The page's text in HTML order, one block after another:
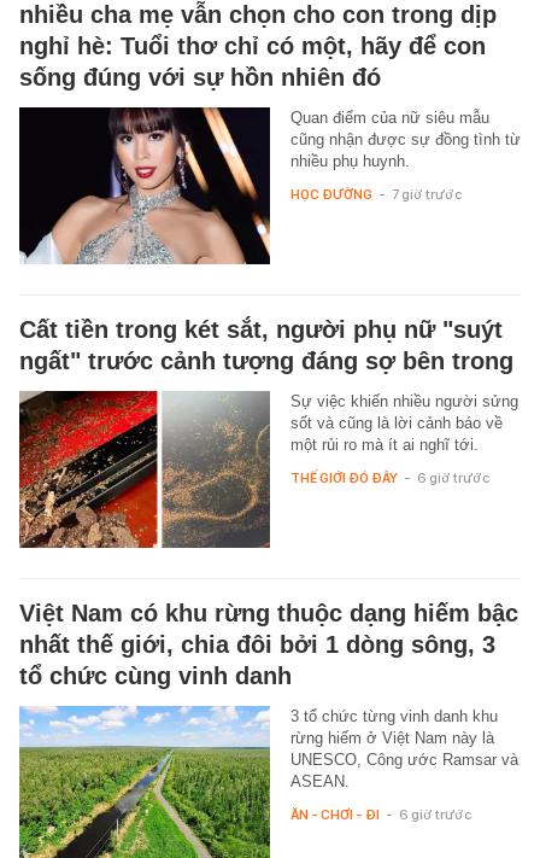
nhiều cha mẹ vẫn chọn cho con trong dịp
nghỉ hè: Tuổi thơ chỉ có một, hãy để con
sống đúng với sự hồn nhiên đó
Quan điểm của nữ siêu mẫu
cũng nhận được sự đồng tình từ
nhiều phụ huynh.
HỌC ĐƯỜNG - 7 giờ trước
Cất tiền trong két sắt, người phụ nữ "suýt
ngất" trước cảnh tượng đáng sợ bên trong
Sự việc khiến nhiều người sửng
sốt và cũng là lời cảnh báo về
một rủi ro mà ít ai nghĩ tới.
THẾ GIỚI ĐÓ ĐÂY - 6 giờ trước
Việt Nam có khu rừng thuộc dạng hiếm bậc
nhất thế giới, chia đôi bởi 1 dòng sông, 3
tổ chức cùng vinh danh
3 tổ chức từng vinh danh khu
rừng hiếm ở Việt Nam này là
UNESCO, Công ước Ramsar và
ASEAN.
ĂN - CHƠI - ĐI - 6 giờ trước